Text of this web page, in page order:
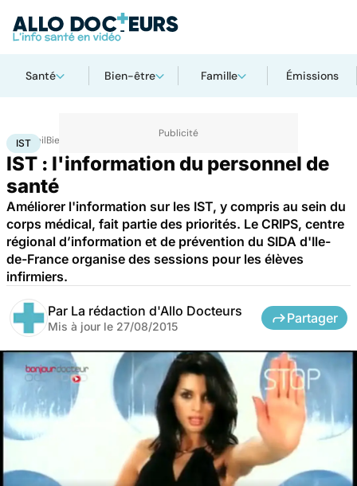
Santé Bien-être Famille Émissions
AccueilBien-être
IST
IST : l'information du personnel de
santé
Améliorer l'information sur les IST, y compris au sein du
corps médical, fait partie des priorités. Le CRIPS, centre
régional d’information et de prévention du SIDA d'Ile-
de-France organise des sessions pour les élèves
infirmiers.
Par La rédaction d'Allo Docteurs
Mis à jour le 27/08/2015
Partager